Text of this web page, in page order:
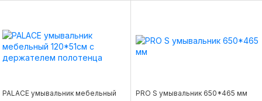
PALACE умывальник мебельный
PRO S умывальник 650*465 мм